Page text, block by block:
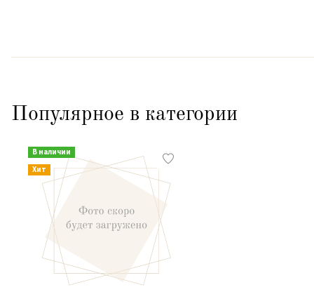
Популярное в категории
В наличии
Хит